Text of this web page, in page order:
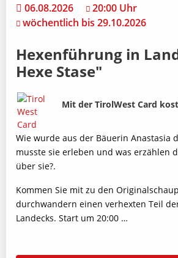
06.08.2026
20:00 Uhr
wöchentlich bis 29.10.2026
Hexenführung in
Hexe Stase"
Bild
Beschreibung
Mit der TirolWest Card
Wie wurde aus der Bäuerin Anastasia
musste sie erleben und was erzählen
über sie?.
Kommen Sie mit zu den
durchwandern einen verhexten Teil
Landecks. Start um 20:00 …